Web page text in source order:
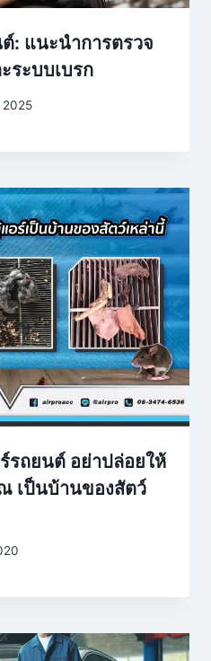
: แนะนำการตรวจ
ระบบเบรก
รถยนต์ อย่าปล่อยให้
เป็นบ้านของสัตว์